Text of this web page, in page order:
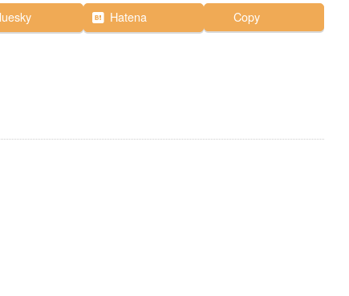
Hatena Copy